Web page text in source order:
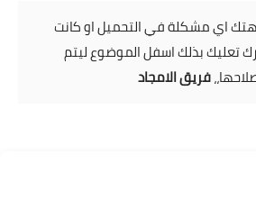
اي مشكلة في التحميل او كانت
تعليك بذلك اسفل الموضوع ليتم
فريق الامجاد